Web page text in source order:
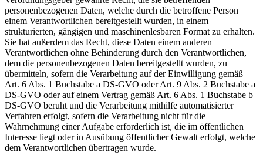
personenbezogenen Daten, welche durch die betroffene Person
einem Verantwortlichen bereitgestellt wurden, in einem
strukturierten, gängigen und maschinenlesbaren Format zu erhalten.
Sie hat außerdem das Recht, diese Daten einem anderen
Verantwortlichen ohne Behinderung durch den Verantwortlichen,
dem die personenbezogenen Daten bereitgestellt wurden, zu
übermitteln, sofern die Verarbeitung auf der Einwilligung gemäß
Art. 6 Abs. 1 Buchstabe a DS-GVO oder Art. 9 Abs. 2 Buchstabe a
DS-GVO oder auf einem Vertrag gemäß Art. 6 Abs. 1 Buchstabe b
DS-GVO beruht und die Verarbeitung mithilfe automatisierter
Verfahren erfolgt, sofern die Verarbeitung nicht für die
Wahrnehmung einer Aufgabe erforderlich ist, die im öffentlichen
Interesse liegt oder in Ausübung öffentlicher Gewalt erfolgt, welche
dem Verantwortlichen übertragen wurde.